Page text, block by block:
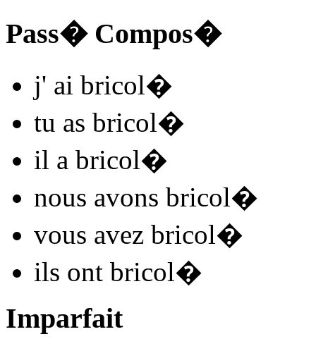
Pass� Compos�
j' ai bricol�
tu as bricol�
il a bricol�
nous avons bricol�
vous avez bricol�
ils ont bricol�
Imparfait